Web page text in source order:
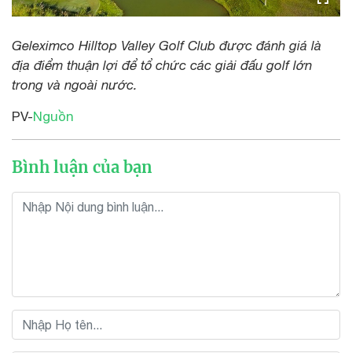
Geleximco Hilltop Valley Golf Club được đánh giá là
địa điểm thuận lợi để tổ chức các giải đấu golf lớn
trong và ngoài nước.
PV-Nguồn
Bình luận của bạn